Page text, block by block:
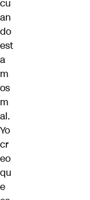
cu
an
do
est
a
m
os
m
al.
Yo
cr
eo
qu
e